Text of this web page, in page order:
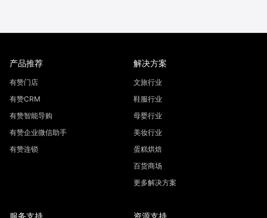
产品推荐
有赞门店
有赞CRM
有赞智能导购
有赞企业微信助手
有赞连锁
解决方案
文旅行业
鞋服行业
母婴行业
美妆行业
蛋糕烘焙
百货商场
更多解决方案
服务支持 资源支持